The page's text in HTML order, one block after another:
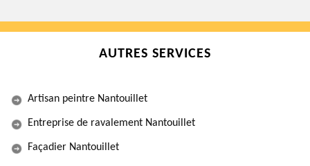
AUTRES SERVICES
Artisan peintre Nantouillet
Entreprise de ravalement Nantouillet
Façadier Nantouillet